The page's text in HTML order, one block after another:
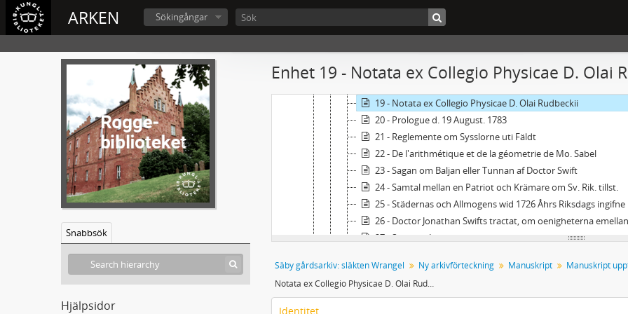
ARKEN Sökingångar
Snabbsök
Hjälpsidor
Enhet 19 - Notata ex Collegio Physicae D. Olai
14 - Instruction för Landshöfdingar af år 1723
15 - Sveriges Rikes nu warande Stat beskrefven af Magist.
16 - Magnus Erikssons landslag
17 - Ius Publicum Svecanum och Inledning till Iuris
18 - Nehrmans Annotata ad Ius Publ. Svec.
19 - Notata ex Collegio Physicae D. Olai Rudbeckii
20 - Prologue d. 19 August. 1783
21 - Reglemente om Sysslorne uti Fäldt
22 - De l'arithmétique et de la géometrie de Mo. Sabel
23 - Sagan om Baljan eller Tunnan af Doctor Swift
24 - Samtal mellan en Patriot och Krämare om Sv. Rik. tillst.
25 - Städernas och Allmogens wid 1726 Åhrs Riksdags ingifne besvär, sampt
26 - Doctor Jonathan Swifts tractat, om oenigheterna
27 - Syntaxis Latina
29 - Betänkande om ogudaktiga lärare lemnad af Johan
30 - Verendi Consistorii Stockholmensis uppå Pastorens herr Magister Erici Tollstadii begäran lemnade
Säby gårdsarkiv: släkten Wrangel Ny arkivförteckning Manuskript
Notata ex Collegio Physicae D. Olai Rudbeckii
Identitet